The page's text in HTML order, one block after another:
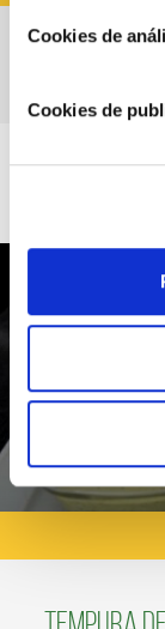
Cookies de
Cookies de